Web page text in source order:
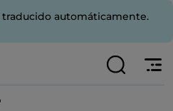
automáticamente.